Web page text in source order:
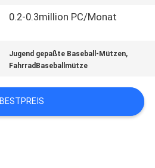
0.2-0.3million PC/Monat
Jugend gepaßte Baseball-Mützen,
FahrradBaseballmütze
BESTPREIS